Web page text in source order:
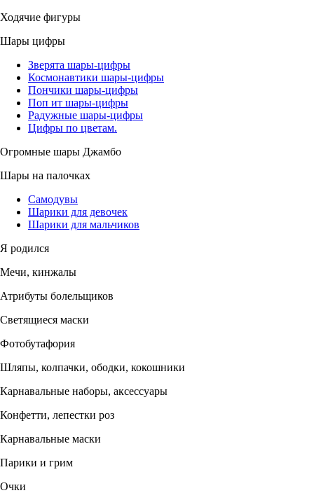
Ходячие фигуры
Шары цифры
Зверята шары-цифры
Космонавтики шары-цифры
Пончики шары-цифры
Поп ит шары-цифры
Радужные шары-цифры
Цифры по цветам.
Огромные шары Джамбо
Шары на палочках
Самодувы
Шарики для девочек
Шарики для мальчиков
Я родился
Мечи, кинжалы
Атрибуты болельщиков
Светящиеся маски
Фотобутафория
Шляпы, колпачки, ободки, кокошники
Карнавальные наборы, аксессуары
Конфетти, лепестки роз
Карнавальные маски
Парики и грим
Очки